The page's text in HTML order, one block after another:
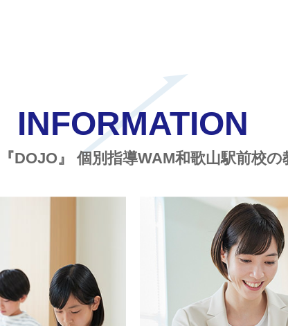
INFORMATION
DOJO』 個別指導WAM和歌山駅前校の